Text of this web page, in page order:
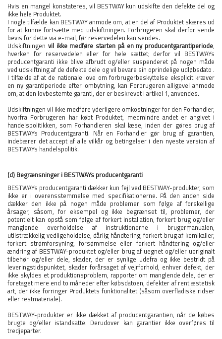
Hvis en mangel konstateres, vil BESTWAY kun udskifte den defekte del og
ikke hele Produktet.
I nogle tilfælde kan BESTWAY anmode om, at en del af Produktet skæres ud
for at kunne fortsætte med udskiftningen. Forbrugeren skal derfor sende
bevis for dette via e-mail, før reservedelen kan sendes.
Udskiftningen vil ikke medføre starten på en ny producentgarantiperiode,
hverken for reservedelen eller for hele sættet; derfor vil BESTWAYs
producentgaranti ikke blive afbrudt og/eller suspenderet på nogen måde
ved udskiftning af de defekte dele og vil bevare sin oprindelige udløbsdato .
I tilfælde af at de nationale love om forbrugerbeskyttelse eksplicit kræver
en ny garantiperiode efter ombytning, kan Forbrugeren alligevel anmode
om, at den lovbestemte garanti, der er beskrevet i artikel 1, anvendes.
Udskiftningen vil ikke medføre yderligere omkostninger for den Forhandler,
hvorfra Forbrugeren har købt Produktet, medmindre andet er angivet i
handelspolitikken, som Forhandleren skal læse, inden der gøres brug af
BESTWAYs Producentgaranti. Når en Forhandler gør brug af garantien,
indebærer det accept af alle vilkår og betingelser i den nyeste version af
BESTWAYs handelspolitik.
(d) Begrænsninger i BESTWAYs producentgaranti
BESTWAYs producentgaranti dækker kun fejl ved BESTWAY-produkter, som
ikke er i overensstemmelse med specifikationerne. På den anden side
dækker den ikke på nogen måde problemer som følge af forskellige
årsager, såsom, for eksempel og ikke begrænset til, problemer, der
potentielt kan opstå som følge af forkert installation, forkert brug og/eller
manglende overholdelse af instruktionerne i brugermanualen,
utilstrækkelig vedligeholdelse, dårlig håndtering, forkert brug af kemikalier,
forkert strømforsyning, forsømmelse eller forkert håndtering og/eller
ændring af BESTWAY-produktet og/eller brug af uegnet og/eller uoriginalt
tilbehør og/eller dele, skader, der er synlige udefra og ikke bestridt på
leveringstidspunktet, skader forårsaget af vejrforhold, enhver defekt, der
ikke skyldes et produktionsproblem, rapporter om manglende dele, der er
foretaget mere end to måneder efter købsdatoen, defekter af rent æstetisk
art, der ikke forringer Produktets funktionalitet (såsom overfladiske ridser
eller restmateriale).
BESTWAY-produkter er ikke dækket af producentgarantien, når de købes
brugte og/eller istandsatte. Derudover kan garantier ikke overføres til
tredjeparter.